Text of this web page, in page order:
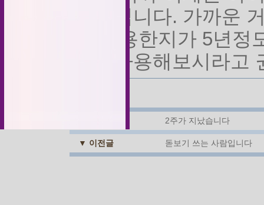
정도입니다. 가까운
는 착용한지가 5년
한번사용해보시라
2주가 지났습니다
▼ 이전글 돋보기 쓰는 사람입니다